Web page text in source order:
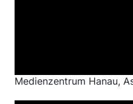
Medienzentrum Hanau,